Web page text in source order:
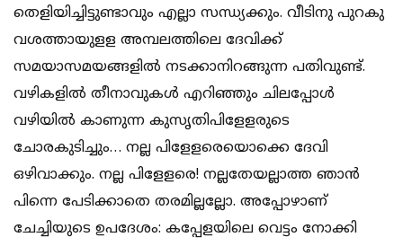
തെളിയിച്ചിട്ടുണ്ടാവും എല്ലാ സന്ധ്യക്കും. വീടിനു പുറകു
വശത്തായുളള അമ്പലത്തിലെ ദേവിക്ക്
സമയാസമയങ്ങളില്‍ നടക്കാനിറങ്ങുന്ന പതിവുണ്ട്.
വഴികളില്‍ തീനാവുകള്‍ എറിഞ്ഞും ചിലപ്പോള്‍
വഴിയില്‍ കാണുന്ന കുസൃതിപിളേളരുടെ
ചോരകുടിച്ചും… നല്ല പിളേളരെയൊക്കെ ദേവി
ഒഴിവാക്കും. നല്ല പിളേളരെ! നല്ലതേയല്ലാത്ത ഞാന്‍
പിന്നെ പേടിക്കാതെ തരമില്ലല്ലോ. അപ്പോഴാണ്
ചേച്ചിയുടെ ഉപദേശം: കപ്പേളയിലെ വെട്ടം നോക്കി